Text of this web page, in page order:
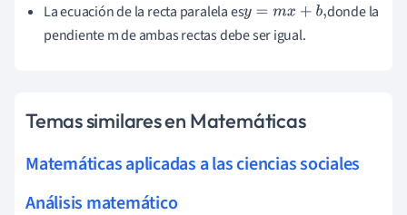
La ecuación de la recta paralela esy=m x+b,
donde la
pendiente m de ambas rectas debe ser igual.
Temas similares en Matemáticas
Matemáticas aplicadas a las ciencias sociales
Análisis matemático